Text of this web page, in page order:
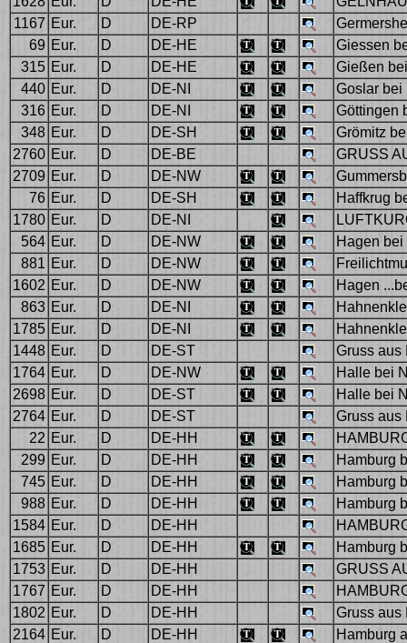
1167 Eur. D DE-RP
69 Eur. D DE-HE
Giessen
315 Eur. D DE-HE
Gießen
440 Eur. D DE-NI
Goslar bei
316 Eur. D DE-NI
Göttingen
348 Eur. D DE-SH
Grömitz
2760 Eur. D DE-BE
GRUSS
2709 Eur. D DE-NW
76 Eur. D DE-SH
Haffkrug
1780 Eur. D DE-NI
564 Eur. D DE-NW
Hagen bei
881 Eur. D DE-NW
1602 Eur. D DE-NW
Hagen
863 Eur. D DE-NI
1785 Eur. D DE-NI
1448 Eur. D DE-ST
Gruss aus
1764 Eur. D DE-NW
Halle bei
2698 Eur. D DE-ST
Halle bei
2764 Eur. D DE-ST
Gruss aus
22 Eur. D DE-HH
299 Eur. D DE-HH
Hamburg
745 Eur. D DE-HH
Hamburg
988 Eur. D DE-HH
Hamburg
1584 Eur. D DE-HH
1685 Eur. D DE-HH
Hamburg
1753 Eur. D DE-HH
GRUSS
1767 Eur. D DE-HH
1802 Eur. D DE-HH
Gruss aus
2164 Eur. D DE-HH
Hamburg